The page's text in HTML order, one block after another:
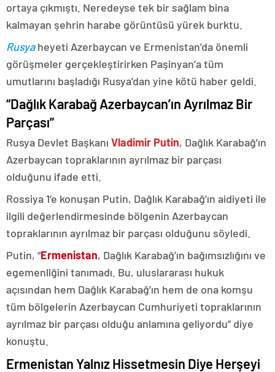
ortaya çıkmıştı. Neredeyse tek bir sağlam bina
kalmayan şehrin harabe görüntüsü yürek burktu.
Rusyaheyeti Azerbaycan ve Ermenistan’da önemli
görüşmeler gerçekleştirirken Paşinyan’a tüm
umutlarını başladığı Rusya’dan yine kötü haber geldi.
“Dağlık Karabağ Azerbaycan’ın Ayrılmaz Bir
Parçası”
Rusya Devlet Başkanı Vladimir Putin, Dağlık Karabağ’ın
Azerbaycan topraklarının ayrılmaz bir parçası
olduğunu ifade etti.
Rossiya 1’e konuşan Putin, Dağlık Karabağ’ın aidiyeti ile
ilgili değerlendirmesinde bölgenin Azerbaycan
topraklarının ayrılmaz bir parçası olduğunu söyledi.
Putin, “Ermenistan, Dağlık Karabağ’ın bağımsızlığını ve
egemenliğini tanımadı. Bu, uluslararası hukuk
açısından hem Dağlık Karabağ’ın hem de ona komşu
tüm bölgelerin Azerbaycan Cumhuriyeti topraklarının
ayrılmaz bir parçası olduğu anlamına geliyordu” diye
konuştu.
Ermenistan Yalnız Hissetmesin Diye Herşeyi